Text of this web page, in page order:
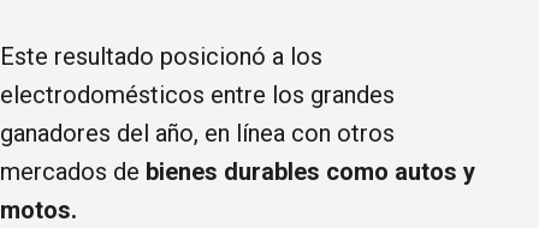
Este resultado posicionó a los
electrodomésticos entre los grandes
ganadores del año, en línea con otros
mercados de bienes durables como autos y
motos.